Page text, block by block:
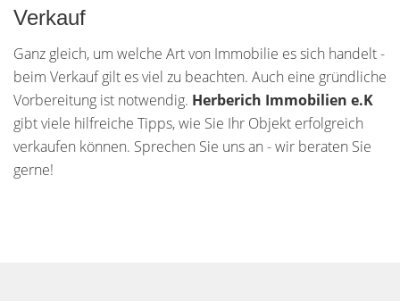
Verkauf
Ganz gleich, um welche Art von Immobilie es sich handelt -
beim Verkauf gilt es viel zu beachten. Auch eine gründliche
Vorbereitung ist notwendig. Herberich Immobilien e.K
gibt viele hilfreiche Tipps, wie Sie Ihr Objekt erfolgreich
verkaufen können. Sprechen Sie uns an - wir beraten Sie
gerne!